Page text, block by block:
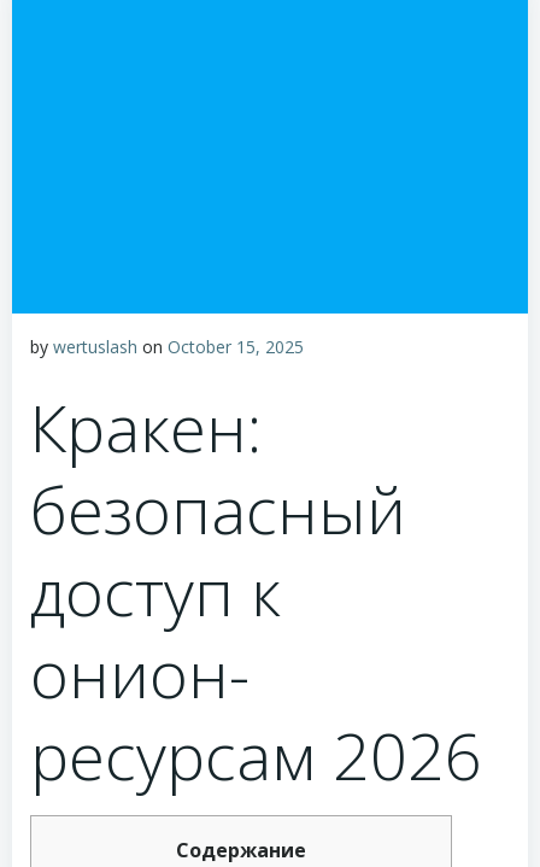
by wertuslash on October 15, 2025
Кракен:
безопасный
доступ к
онион-
ресурсам 2026
Содержание